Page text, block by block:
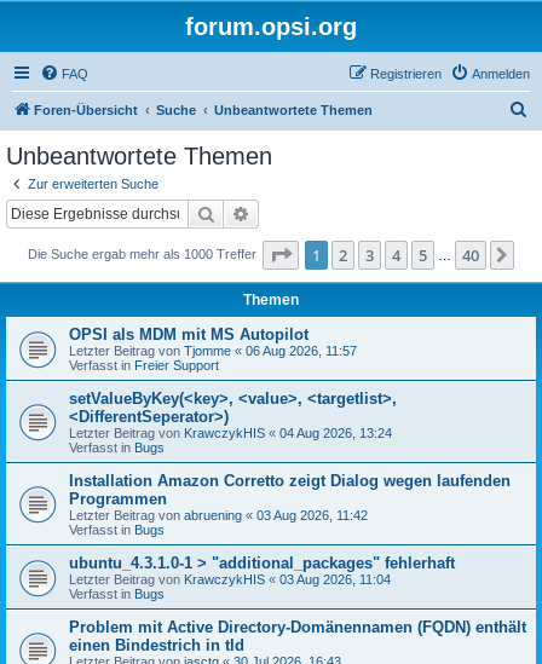
forum.opsi.org
FAQ Anmelden
Registrieren
Foren-Übersicht Suche Unbeantwortete Themen
Unbeantwortete Themen
Zur erweiterten Suche
Suche
Die Suche ergab mehr als 1000 Treffer Seite 1von 40
1 2 3 4 5 40
Themen
OPSI als MDM mit MS Autopilot
Letzter Beitrag von Tjomme « 06 Aug 2026, 11:57
Verfasst in Freier Support
setValueByKey(<key>, <value>, <targetlist>,
<DifferentSeperator>)
Letzter Beitrag von KrawczykHIS « 04 Aug 2026, 13:24
Verfasst in Bugs
Installation Amazon Corretto zeigt Dialog wegen laufenden
Programmen
Letzter Beitrag von abruening « 03 Aug 2026, 11:42
Verfasst in Bugs
ubuntu_4.3.1.0-1 > "additional_packages" fehlerhaft
Letzter Beitrag von KrawczykHIS « 03 Aug 2026, 11:04
Verfasst in Bugs
Problem mit Active Directory-Domänennamen (FQDN) enthält
einen Bindestrich in tld
Letzter Beitrag von jasctg « 30 Jul 2026, 16:43